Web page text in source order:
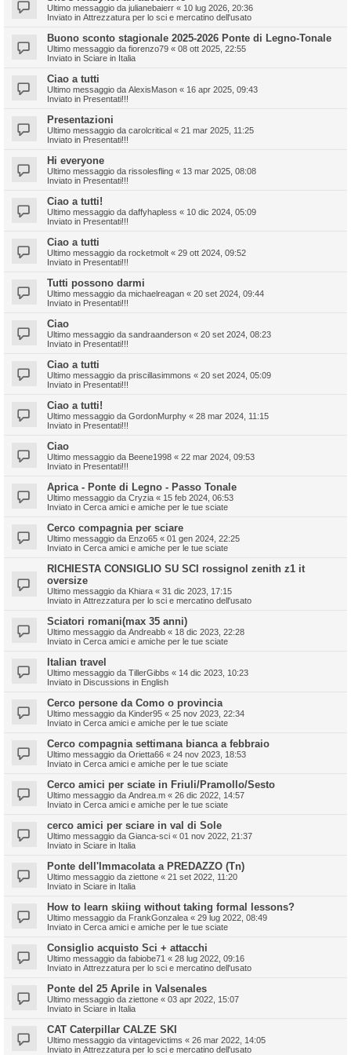
Ultimo messaggio da julianebaierr « 10 lug 2026, 20:36
Inviato in Attrezzatura per lo sci e mercatino dell'usato
Buono sconto stagionale 2025-2026 Ponte di Legno-Tonale
Ultimo messaggio da fiorenzo79 « 08 ott 2025, 22:55
Inviato in Sciare in Italia
Ciao a tutti
Ultimo messaggio da AlexisMason « 16 apr 2025, 09:43
Inviato in Presentati!!!
Presentazioni
Ultimo messaggio da carolcritical « 21 mar 2025, 11:25
Inviato in Presentati!!!
Hi everyone
Ultimo messaggio da rissolesfling « 13 mar 2025, 08:08
Inviato in Presentati!!!
Ciao a tutti!
Ultimo messaggio da daffyhapless « 10 dic 2024, 05:09
Inviato in Presentati!!!
Ciao a tutti
Ultimo messaggio da rocketmolt « 29 ott 2024, 09:52
Inviato in Presentati!!!
Tutti possono darmi
Ultimo messaggio da michaelreagan « 20 set 2024, 09:44
Inviato in Presentati!!!
Ciao
Ultimo messaggio da sandraanderson « 20 set 2024, 08:23
Inviato in Presentati!!!
Ciao a tutti
Ultimo messaggio da priscillasimmons « 20 set 2024, 05:09
Inviato in Presentati!!!
Ciao a tutti!
Ultimo messaggio da GordonMurphy « 28 mar 2024, 11:15
Inviato in Presentati!!!
Ciao
Ultimo messaggio da Beene1998 « 22 mar 2024, 09:53
Inviato in Presentati!!!
Aprica - Ponte di Legno - Passo Tonale
Ultimo messaggio da Cryzia « 15 feb 2024, 06:53
Inviato in Cerca amici e amiche per le tue sciate
Cerco compagnia per sciare
Ultimo messaggio da Enzo65 « 01 gen 2024, 22:25
Inviato in Cerca amici e amiche per le tue sciate
RICHIESTA CONSIGLIO SU SCI rossignol zenith z1 it
oversize
Ultimo messaggio da Khiara « 31 dic 2023, 17:15
Inviato in Attrezzatura per lo sci e mercatino dell'usato
Sciatori romani(max 35 anni)
Ultimo messaggio da Andreabb « 18 dic 2023, 22:28
Inviato in Cerca amici e amiche per le tue sciate
Italian travel
Ultimo messaggio da TillerGibbs « 14 dic 2023, 10:23
Inviato in Discussions in English
Cerco persone da Como o provincia
Ultimo messaggio da Kinder95 « 25 nov 2023, 22:34
Inviato in Cerca amici e amiche per le tue sciate
Cerco compagnia settimana bianca a febbraio
Ultimo messaggio da Orietta66 « 24 nov 2023, 18:53
Inviato in Cerca amici e amiche per le tue sciate
Cerco amici per sciate in Friuli/Pramollo/Sesto
Ultimo messaggio da Andrea.m « 26 dic 2022, 14:57
Inviato in Cerca amici e amiche per le tue sciate
cerco amici per sciare in val di Sole
Ultimo messaggio da Gianca-sci « 01 nov 2022, 21:37
Inviato in Sciare in Italia
Ponte dell'Immacolata a PREDAZZO (Tn)
Ultimo messaggio da ziettone « 21 set 2022, 11:20
Inviato in Sciare in Italia
How to learn skiing without taking formal lessons?
Ultimo messaggio da FrankGonzalea « 29 lug 2022, 08:49
Inviato in Cerca amici e amiche per le tue sciate
Consiglio acquisto Sci + attacchi
Ultimo messaggio da fabiobe71 « 28 lug 2022, 09:16
Inviato in Attrezzatura per lo sci e mercatino dell'usato
Ponte del 25 Aprile in Valsenales
Ultimo messaggio da ziettone « 03 apr 2022, 15:07
Inviato in Sciare in Italia
CAT Caterpillar CALZE SKI
Ultimo messaggio da vintagevictims « 26 mar 2022, 14:05
Inviato in Attrezzatura per lo sci e mercatino dell'usato